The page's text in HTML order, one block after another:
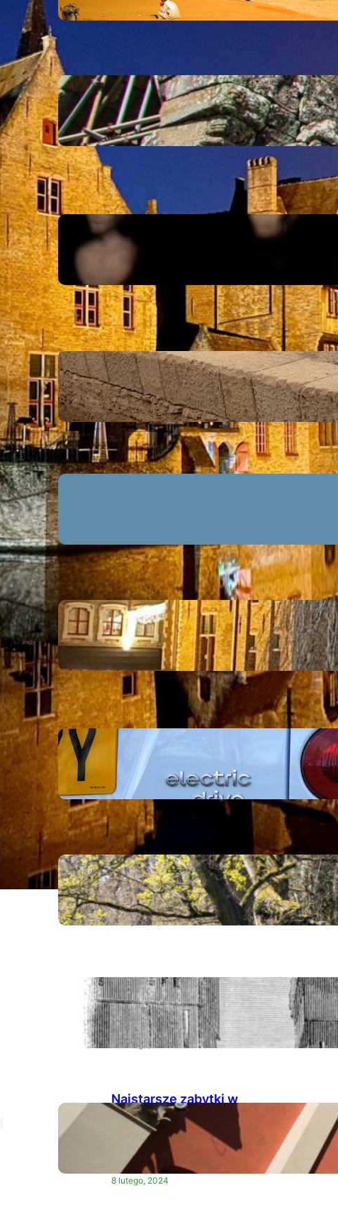
8 stycznia, 2024
miasta, dzięki którym
poznasz niezwykły
starożytny świat
Co zawdzięczamy
starożytnym Grekom?
Teatr i architektura to
niejedyne osiągnięcia
starożytnych Greków
1 lutego, 2024
Kultura antyczna – co
warto o niej wiedzieć?
2 lutego, 2024
Zabytki średniowieczne
w Europie –
najpiękniejsze katedry,
gotyckie kościoły i inne
17 lutego, 2024
Pora odpowiedzieć sobie
na pytanie – czy
samochody elektryczne
są ekologiczne?
14 lutego, 2024
Najstarsze pomniki
przyrody w Polsce –
dziedzictwo pokoleń
22 stycznia, 2024
Czy wiesz, gdzie była
Troja? Pora poznać fakty
historyczne
10 lutego, 2024
Najstarsze zabytki w
Polsce – najstarsze
budowle, które warto
zobaczyć
8 lutego, 2024